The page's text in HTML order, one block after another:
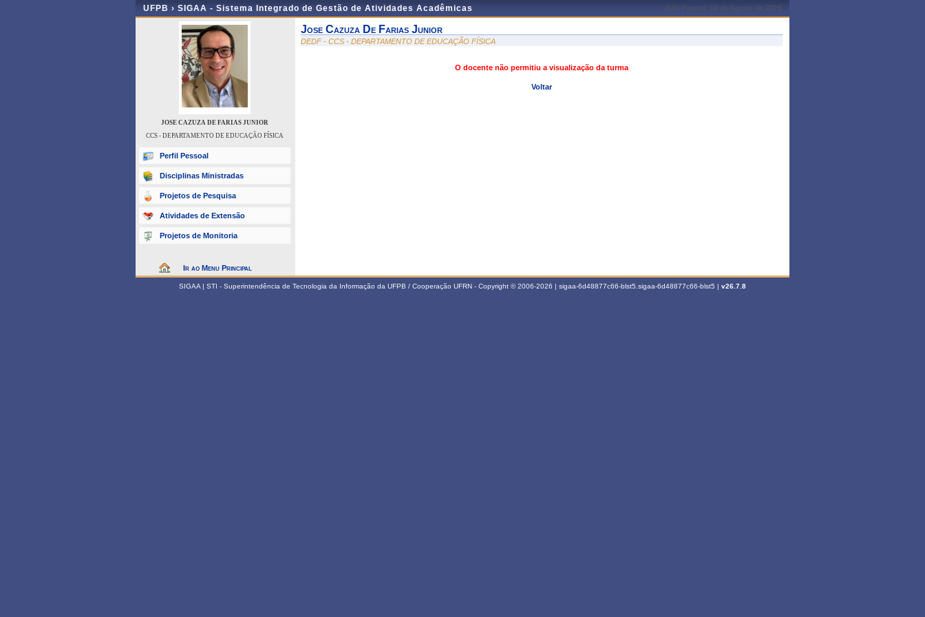
UFPB › SIGAA - Sistema Integrado de Gestão de Atividades Acadêmicas João Pessoa, 08 de Agosto de 2026
JOSE CAZUZA DE FARIAS JUNIOR
CCS - DEPARTAMENTO DE EDUCAÇÃO FÍSICA
Perfil Pessoal
Disciplinas Ministradas
Projetos de Pesquisa
Atividades de Extensão
Projetos de Monitoria
Ir ao Menu Principal
Jose Cazuza De Farias Junior
DEDF - CCS - DEPARTAMENTO DE EDUCAÇÃO FÍSICA
O docente não permitiu a visualização da turma
Voltar
SIGAA | STI - Superintendência de Tecnologia da Informação da UFPB / Cooperação UFRN - Copyright © 2006-2026 | sigaa-6d48877c66-blst5.sigaa-6d48877c66-blst5 | v26.7.8